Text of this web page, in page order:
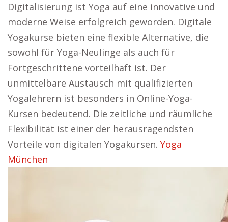
Digitalisierung ist Yoga auf eine innovative und
moderne Weise erfolgreich geworden. Digitale
Yogakurse bieten eine flexible Alternative, die
sowohl für Yoga-Neulinge als auch für
Fortgeschrittene vorteilhaft ist. Der
unmittelbare Austausch mit qualifizierten
Yogalehrern ist besonders in Online-Yoga-
Kursen bedeutend. Die zeitliche und räumliche
Flexibilität ist einer der herausragendsten
Vorteile von digitalen Yogakursen. Yoga
München